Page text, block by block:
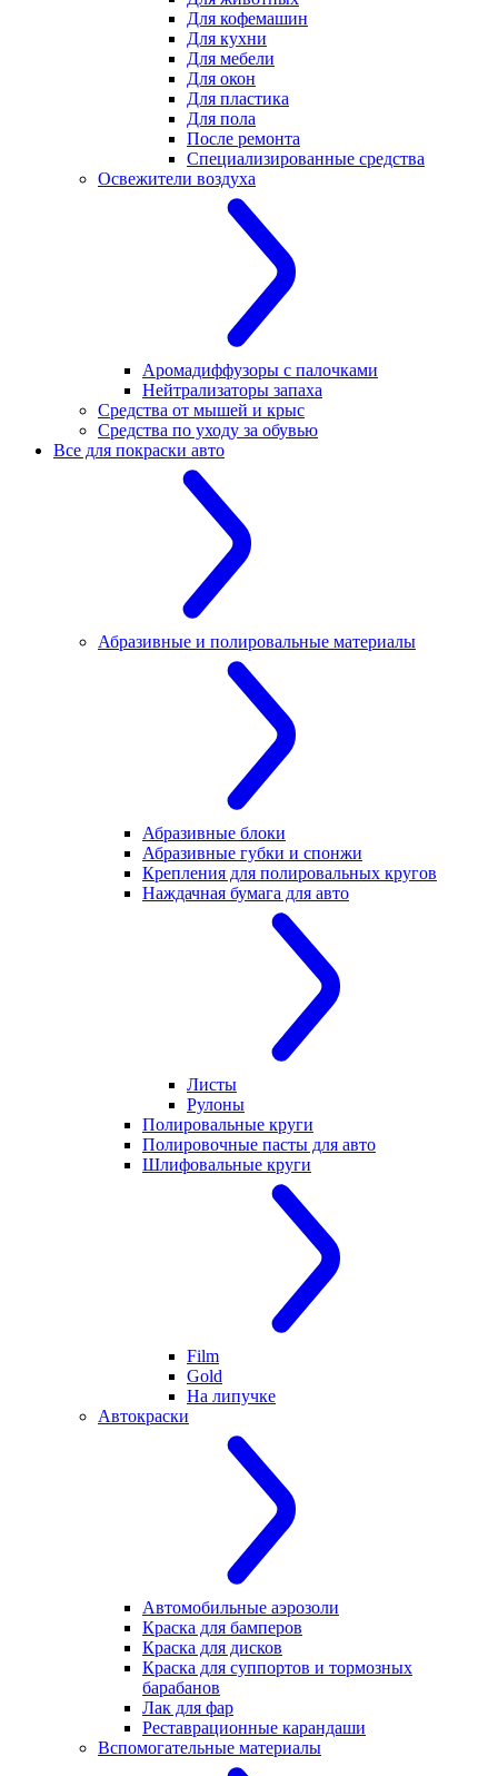
Для кофемашин
Для кухни
Для мебели
Для окон
Для пластика
Для пола
После ремонта
Специализированные средства
Освежители воздуха
Аромадиффузоры с палочками
Нейтрализаторы запаха
Средства от мышей и крыс
Средства по уходу за обувью
Все для покраски авто
Абразивные и полировальные материалы
Абразивные блоки
Абразивные губки и спонжи
Крепления для полировальных кругов
Наждачная бумага для авто
Листы
Рулоны
Полировальные круги
Полировочные пасты для авто
Шлифовальные круги
Film
Gold
На липучке
Автокраски
Автомобильные аэрозоли
Краска для бамперов
Краска для дисков
Краска для суппортов и тормозных
барабанов
Лак для фар
Реставрационные карандаши
Вспомогательные материалы